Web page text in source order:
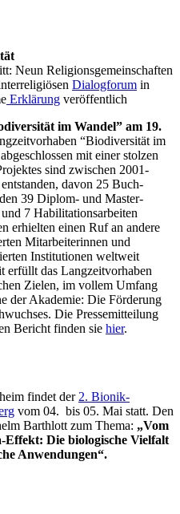
Neun Religionsgemeinschaften
Dialogforum in
Erklärung veröffentlich
im Wandel” am 19.
“Biodiversität im
mit einer stolzen
sind zwischen 2001-
entstanden, davon 25 Buch-
39 Diplom- und Master-
7 Habilitationsarbeiten
erhielten einen Ruf an andere
Mitarbeiterinnen und
Institutionen weltweit
erfüllt das Langzeitvorhaben
Zielen, im vollem Umfang
der Akademie: Die Förderung
Die Pressemitteilung
Bericht finden sie hier.
findet der 2. Bionik-
vom 04. bis 05. Mai statt. Den
Barthlott zum Thema: „Vom
Die biologische Vielfalt
Anwendungen“.